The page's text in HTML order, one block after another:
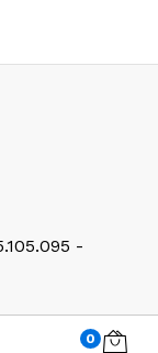
-
0